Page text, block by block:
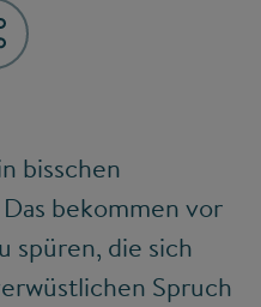
bisschen
bekommen vor
spüren, die sich
Spruch